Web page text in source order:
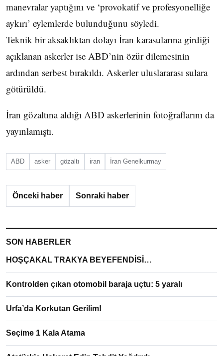
manevralar yaptığını ve ‘provokatif ve profesyonelliğe
aykırı’ eylemlerde bulunduğunu söyledi.
​Teknik bir aksaklıktan dolayı İran karasularına girdiği
açıklanan askerler ise ABD’nin özür dilemesinin
ardından serbest bırakıldı. Askerler uluslararası sulara
götürüldü.
İran gözaltına aldığı ABD askerlerinin fotoğraflarını da
yayınlamıştı.
ABD asker gözaltı iran İran Genelkurmay
Önceki haber Sonraki haber
SON HABERLER
HOŞÇAKAL TRAKYA BEYEFENDİSİ…
Kontrolden çıkan otomobil baraja uçtu: 5 yaralı
Urfa’da Korkutan Gerilim!
Seçime 1 Kala Atama